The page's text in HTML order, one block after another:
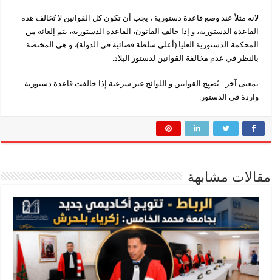
لانه مثلاً عند وضع قاعدة دستورية ، يجب أن تكون كل القوانين لا تُخالف هذه
القاعدة الدستورية، و إذا خالف القانون، القاعدة الدستورية، يتم إلغائه من
المحكمة الدستورية العليا (أعلى سلطة قضائية في الدولة)، و هي المختصة
بالنظر في عدم مخالفة القوانين لدستور البلاد.
بمعنى آخر : تُصبِح القوانين و اللوائح غير شرعية إذا خالفت قاعدة دستورية
واردة في الدستور.
مقالات مشابهة